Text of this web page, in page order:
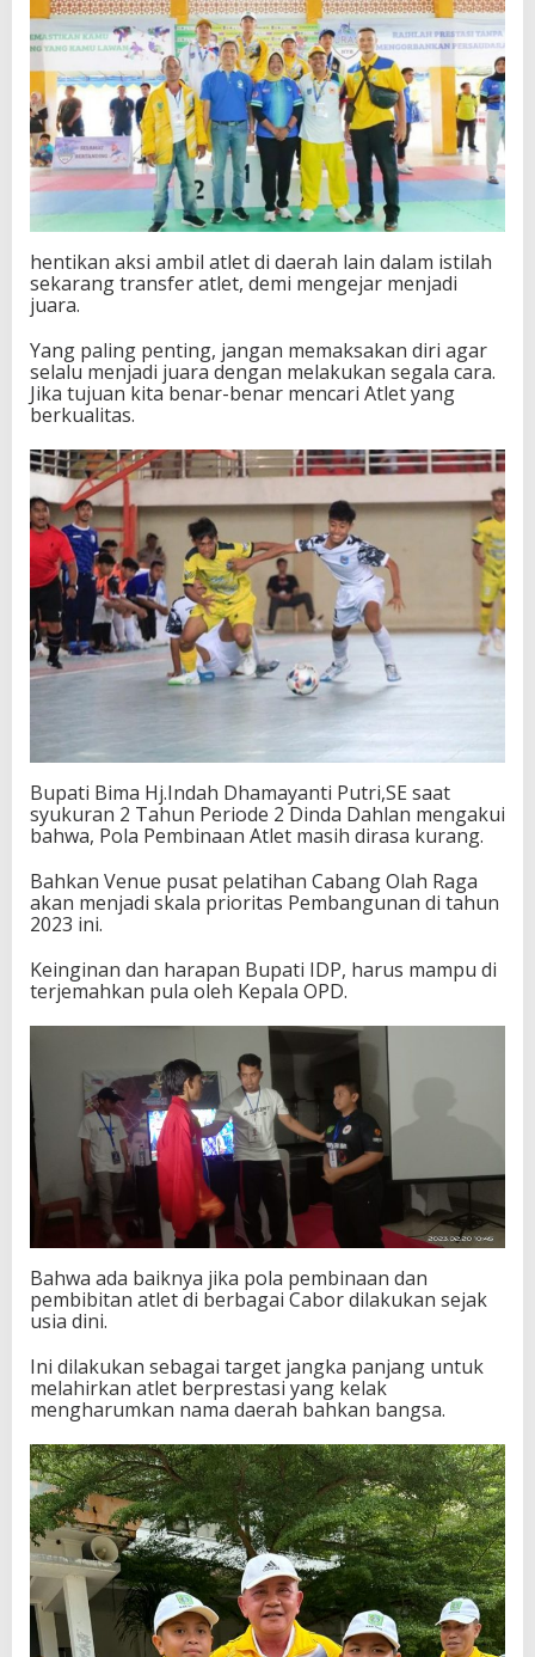
hentikan aksi ambil atlet di daerah lain dalam istilah
sekarang transfer atlet, demi mengejar menjadi
juara.
Yang paling penting, jangan memaksakan diri agar
selalu menjadi juara dengan melakukan segala cara.
Jika tujuan kita benar-benar mencari Atlet yang
berkualitas.
Bupati Bima Hj.Indah Dhamayanti Putri,SE saat
syukuran 2 Tahun Periode 2 Dinda Dahlan mengakui
bahwa, Pola Pembinaan Atlet masih dirasa kurang.
Bahkan Venue pusat pelatihan Cabang Olah Raga
akan menjadi skala prioritas Pembangunan di tahun
2023 ini.
Keinginan dan harapan Bupati IDP, harus mampu di
terjemahkan pula oleh Kepala OPD.
Bahwa ada baiknya jika pola pembinaan dan
pembibitan atlet di berbagai Cabor dilakukan sejak
usia dini.
Ini dilakukan sebagai target jangka panjang untuk
melahirkan atlet berprestasi yang kelak
mengharumkan nama daerah bahkan bangsa.